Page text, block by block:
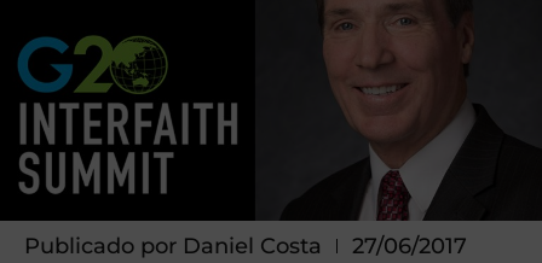
Publicado por Daniel Costa
27/06/2017